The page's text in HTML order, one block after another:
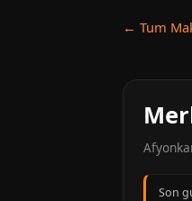
← Tum
Son